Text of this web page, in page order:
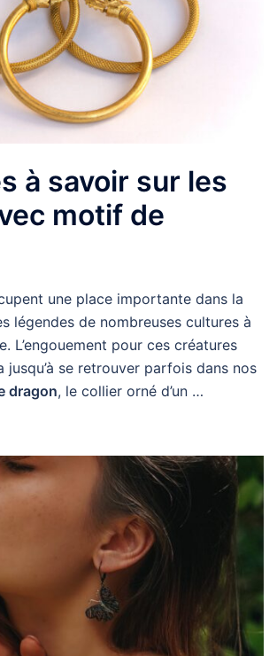
à savoir sur les
motif de
une place importante dans la
légendes de nombreuses cultures à
L’engouement pour ces créatures
jusqu’à se retrouver parfois dans nos
dragon, le collier orné d’un …